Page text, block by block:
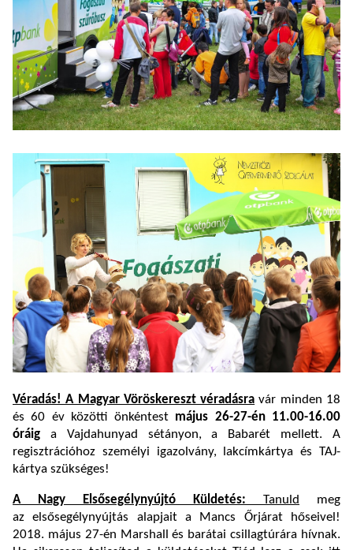
Véradás! A Magyar Vöröskereszt véradásra vár minden 18
és 60 év közötti önkéntest május 26-27-én 11.00-16.00
óráig a Vajdahunyad sétányon, a Babarét mellett. A
regisztrációhoz személyi igazolvány, lakcímkártya és TAJ-
kártya szükséges!
A Nagy Elsősegélynyújtó Küldetés: Tanuld
meg
az elsősegélynyújtás alapjait a Mancs Őrjárat hőseivel!
2018. május 27-én Marshall és barátai csillagtúrára hívnak.